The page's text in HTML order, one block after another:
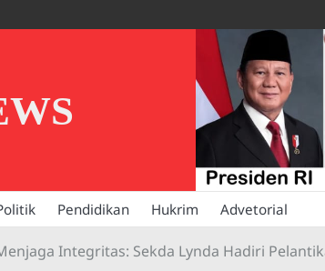
Pendidikan Hukrim Advetorial
Integritas: Sekda Lynda Hadiri